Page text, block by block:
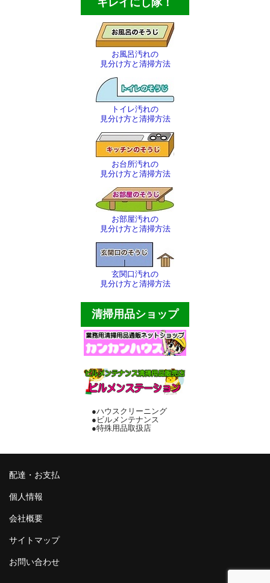
大型・体育館用モップ
トイレ用清掃用品
ヘラ・ケレン・皮スキ
ゴミバサミ・灯油ポンプ等
サンダル・スリッパ
バケツ・ポリペール
個人情報
会社概要
キレイにし隊！
お風呂汚れの
見分け方と清掃方法
トイレ汚れの
見分け方と清掃方法
お台所汚れの
見分け方と清掃方法
お部屋汚れの
見分け方と清掃方法
玄関口汚れの
見分け方と清掃方法
清掃用品ショップ
●ハウスクリーニング
●ビルメンテナンス
●特殊用品取扱店
配達・お支払
個人情報
会社概要
サイトマップ
お問い合わせ